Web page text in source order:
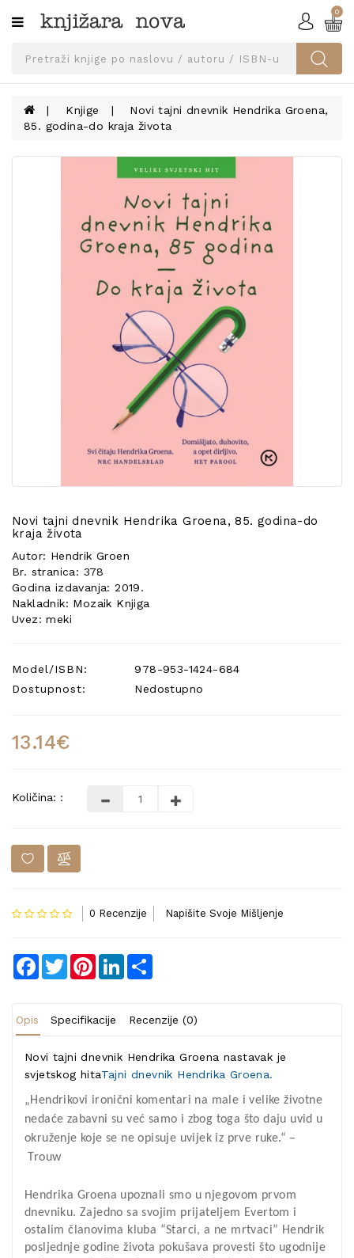
Kategorije
SVEUČILIŠNA
UDŽBENICI
0
Knjige
Novi tajni dnevnik Hendrika Groena,
85. godina-do kraja života
Novi tajni dnevnik Hendrika Groena, 85. godina-do
kraja života
Autor: Hendrik Groen
Br. stranica: 378
Godina izdavanja: 2019.
Nakladnik: Mozaik Knjiga
Uvez: meki
Model/ISBN:
978-953-1424-684
Dostupnost:
Nedostupno
13.14€
Količina: :
0 Recenzije Napišite Svoje Mišljenje
Facebook
TwitterPinterestLinkedIn
Opis Specifikacije Recenzije (0)
Novi tajni dnevnik Hendrika Groena nastavak je
svjetskog hitaTajni dnevnik Hendrika Groena.
„Hendrikovi ironični komentari na male ivelike životne
nedaće zabavni su već samo i zbog toga što daju uvid u
okruženje kojese ne opisuje uvijek iz prve ruke.“ –
Trouw
Hendrika Groena upoznali smo u njegovom prvom
dnevniku. Zajedno sa svojim prijateljem Evertom i
ostalim članovima kluba “Starci, a ne mrtvaci” Hendrik
posljednje godine života pokušava provesti što ugodnije